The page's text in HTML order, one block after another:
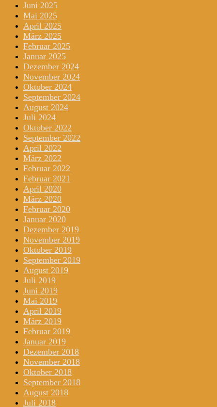
Juni 2025
Mai 2025
April 2025
März 2025
Februar 2025
Januar 2025
Dezember 2024
November 2024
Oktober 2024
September 2024
August 2024
Juli 2024
Oktober 2022
September 2022
April 2022
März 2022
Februar 2022
Februar 2021
April 2020
März 2020
Februar 2020
Januar 2020
Dezember 2019
November 2019
Oktober 2019
September 2019
August 2019
Juli 2019
Juni 2019
Mai 2019
April 2019
März 2019
Februar 2019
Januar 2019
Dezember 2018
November 2018
Oktober 2018
September 2018
August 2018
Juli 2018